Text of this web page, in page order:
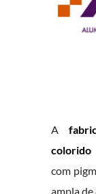
A
colorido
com
ampla